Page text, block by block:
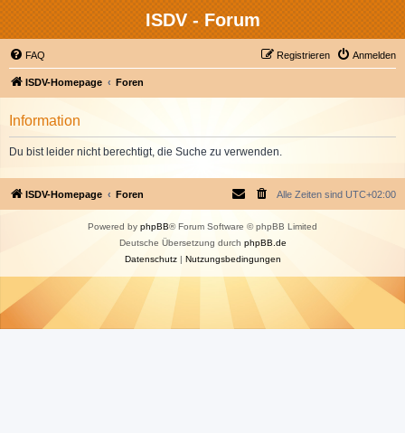
ISDV - Forum
FAQ Anmelden
Registrieren
ISDV-Homepage Foren
Information
Du bist leider nicht berechtigt, die Suche zu verwenden.
ISDV-Homepage Foren Alle Zeiten sind UTC+02:00
Powered by phpBB® Forum Software © phpBB Limited
Deutsche Übersetzung durch phpBB.de
Datenschutz| Nutzungsbedingungen